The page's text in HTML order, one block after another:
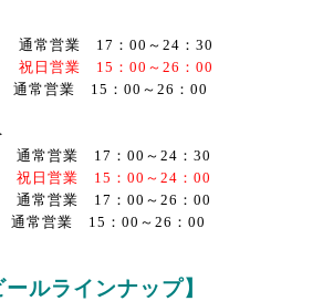
業 17：00～24：30
営業 15：00～26：00
常営業 15：00～26：00
業 17：00～24：30
営業 15：00～24：00
業 17：00～26：00
通常営業 15：00～26：00
ールラインナップ】